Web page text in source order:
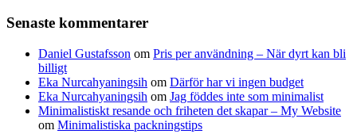
Senaste kommentarer
Daniel Gustafsson om Pris per användning – När dyrt kan bli
billigt
Eka Nurcahyaningsih om Därför har vi ingen budget
Eka Nurcahyaningsih om Jag föddes inte som minimalist
Minimalistiskt resande och friheten det skapar – My Website
om Minimalistiska packningstips